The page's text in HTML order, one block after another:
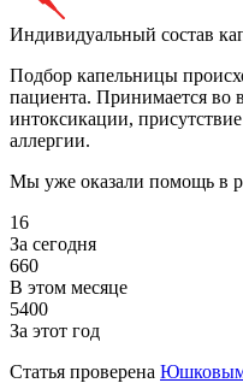
Индивидуальный состав
Подбор капельницы
пациента. Принимается во
интоксикации,
аллергии.
Мы уже оказали помощь в
16
За сегодня
660
В этом месяце
5400
За этот год
Статья проверена Юшковым